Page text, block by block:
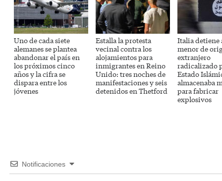
Uno de cada siete
alemanes se plantea
abandonar el país en
los próximos cinco
años y la cifra se
dispara entre los
jóvenes
Estalla la protesta
vecinal contra los
alojamientos para
inmigrantes en Reino
Unido: tres noches de
manifestaciones y seis
detenidos en Thetford
Italia detiene
menor de
extranjero
radicalizado
Estado
almacenaba
para fabricar
explosivos
Notificaciones